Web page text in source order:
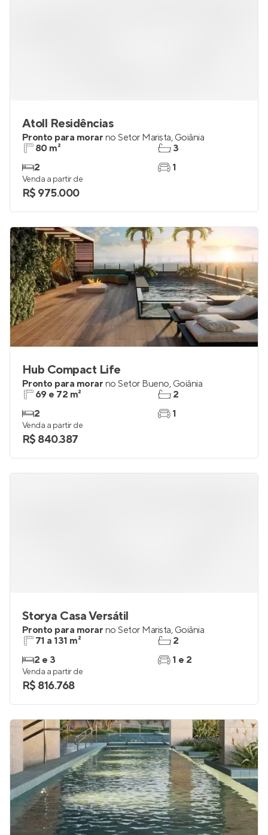
Atoll Residências
Pronto para morar no Setor Marista, Goiânia
80 m²
2
3
1
Venda a partir de
R$ 975.000
Hub Compact Life
Pronto para morar no Setor Bueno, Goiânia
69 e 72 m²
2
2
1
Venda a partir de
R$ 840.387
Storya Casa Versátil
Pronto para morar no Setor Marista, Goiânia
71 a 131 m²
2 e 3
2
1 e 2
Venda a partir de
R$ 816.768